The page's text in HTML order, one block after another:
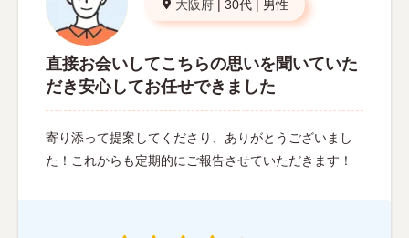
大阪府 | 30代 | 男性
直接お会いしてこちらの思いを聞いていた
だき安心してお任せできました
寄り添って提案してくださり、ありがとうございまし
た！これからも定期的にご報告させていただきます！